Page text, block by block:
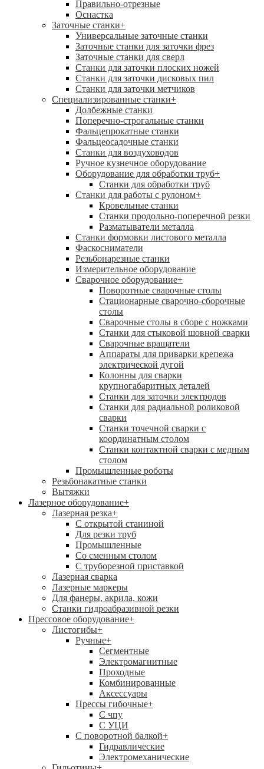
Правильно-отрезные
Оснастка
Заточные станки+
Универсальные заточные станки
Заточные станки для заточки фрез
Заточные станки для сверл
Станки для заточки плоских ножей
Станки для заточки дисковых пил
Станки для заточки метчиков
Специализированные станки+
Долбежные станки
Поперечно-строгальные станки
Фальцепрокатные станки
Фальцеосадочные станки
Станки для воздуховодов
Ручное кузнечное оборудование
Оборудование для обработки труб+
Станки для обработки труб
Станки для работы с рулоном+
Кровельные станки
Станки продольно-поперечной резки
Разматыватели металла
Станки формовки листового металла
Фаскосниматели
Резьбонарезные станки
Измерительное оборудование
Сварочное оборудование+
Поворотные сварочные столы
Стационарные сварочно-сборочные
столы
Сварочные столы в сборе с ножками
Станки для стыковой шовной сварки
Сварочные вращатели
Аппараты для приварки крепежа
электрической дугой
Колонны для сварки
крупногабаритных деталей
Станки для заточки электродов
Станки для радиальной роликовой
сварки
Станки точечной сварки с
координатным столом
Станки контактной сварки с медным
столом
Промышленные роботы
Резьбонакатные станки
Вытяжки
Лазерное оборудование+
Лазерная резка+
С открытой станиной
Для резки труб
Промышленные
Со сменным столом
С труборезной приставкой
Лазерная сварка
Лазерные маркеры
Для фанеры, акрила, кожи
Станки гидроабразивной резки
Прессовое оборудование+
Листогибы+
Ручные+
Сегментные
Электромагнитные
Проходные
Комбинированные
Аксессуары
Прессы гибочные+
C чпу
С УЦИ
С поворотной балкой+
Гидравлические
Электромеханические